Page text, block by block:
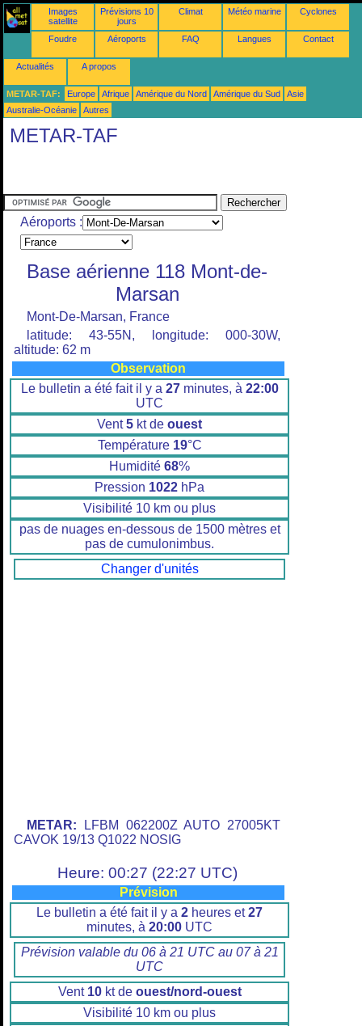
Images
satellite
Prévisions 10
jours
Climat Météo marine Cyclones
Foudre Aéroports FAQ Langues Contact
Actualités A propos
METAR-TAF: Europe Afrique Amérique du Nord Amérique du Sud
Asie
Australie-Océanie
Autres
METAR-TAF
Aéroports :
Base aérienne 118 Mont-de-
Marsan
Mont-De-Marsan, France
latitude: 43-55N, longitude: 000-30W,
altitude: 62 m
Observation
Le bulletin a été fait il y a 27minutes, à 22:00
UTC
Vent5 kt de ouest
Température 19°C
Humidité 68%
Pression 1022 hPa
Visibilité 10 km ou plus
pas de nuages en-dessous de 1500 mètres et
pas de cumulonimbus.
Changer d'unités
METAR: LFBM 062200Z AUTO 27005KT
CAVOK 19/13 Q1022 NOSIG
Heure: 00:27 (22:27 UTC)
Prévision
Le bulletin a été fait il y a 2 heures et27
minutes, à 20:00 UTC
Prévision valable du 06 à 21 UTC au 07 à 21
UTC
Vent 10kt de ouest/nord-ouest
Visibilité 10 km ou plus